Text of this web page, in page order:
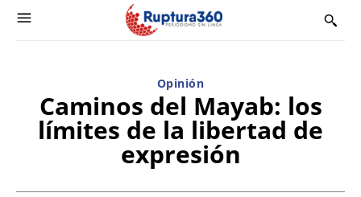
Opinión
Caminos del Mayab: los
límites de la libertad de
expresión